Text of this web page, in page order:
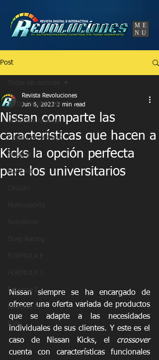
ME
NU
Post
Todas las noticias
Vehículos Nuevos
Prueba de Manejo
Noticias
NASCAR
Extreme E
Extreme H
Rally
Nissan comparte las
características que hacen a
Kicks la opción perfecta
para los universitarios
Revista Revoluciones
Jun 6, 2023 3 min read
Nissan siempre se ha encargado de
ofrecer una oferta variada de productos
que se adapte a las necesidades
individuales de sus clientes. Y este es el
caso de Nissan Kicks, el crossover
cuenta con características funcionales